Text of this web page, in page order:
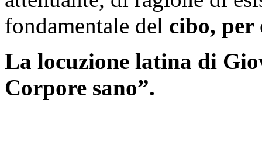
fondamentale del cibo,
La locuzione latina di
Corpore sano”.